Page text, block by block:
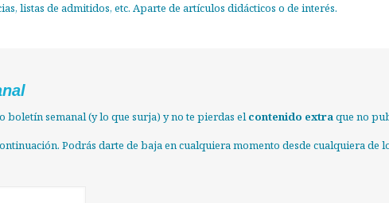
listas de admitidos, etc. Aparte de artículos didácticos o de interés.
boletín semanal (y lo que surja) y no te pierdas elcontenido extraque no
Podrás darte de baja en cualquiera momento desde cualquiera de